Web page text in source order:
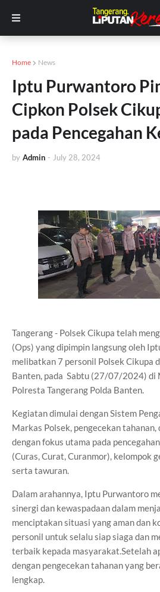
Home News
Iptu Purwantoro
Cipkon Polsek
pada Pencegahan
by Admin - July 28, 2024
Tangerang - Polsek Cikupa telah
(Ops) yang dipimpin langsung oleh
melibatkan 7 personil Polsek Cikupa
Banten, pada Sabtu (27/07/2024) di
Polresta Tangerang Polda Banten.
Kegiatan dimulai dengan Sistem
Markas Polsek, pengecekan
dengan fokus utama pada
(Curas, Curat, Curanmor), kelompok
serta tawuran.
Dalam arahannya, Iptu Purwantoro
sinergi dan kewaspadaan dalam
menciptakan situasi yang aman dan
personil untuk selalu siap siaga dan
terbaik kepada masyarakat.Setelah
dengan pengecekan tahanan yang
lengkap.